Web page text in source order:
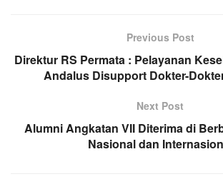
Previous Post
Direktur RS Permata : Pelayanan
Andalus Disupport Dokter-
Next Post
Alumni Angkatan VII Diterima di
Nasional dan